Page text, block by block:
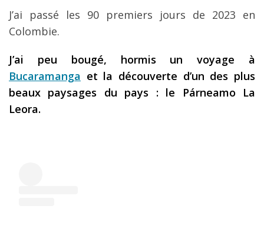
J’ai passé les 90 premiers jours de 2023 en
Colombie.
J’ai peu bougé, hormis un voyage à
Bucaramanga et la découverte d’un des plus
beaux paysages du pays : le
Párneamo La
Leora.